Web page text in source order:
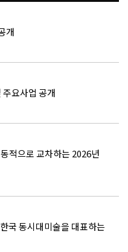
개
요사업 공개
적으로 교차하는 2026년
국 동시대미술을 대표하는